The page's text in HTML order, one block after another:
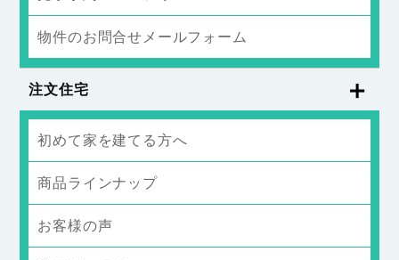
物件のお問合せメールフォーム
注文住宅
初めて家を建てる方へ
商品ラインナップ
お客様の声